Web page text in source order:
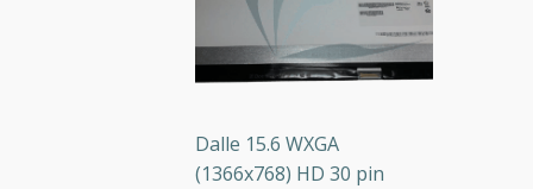
Dalle 15.6 WXGA
(1366x768) HD 30 pin